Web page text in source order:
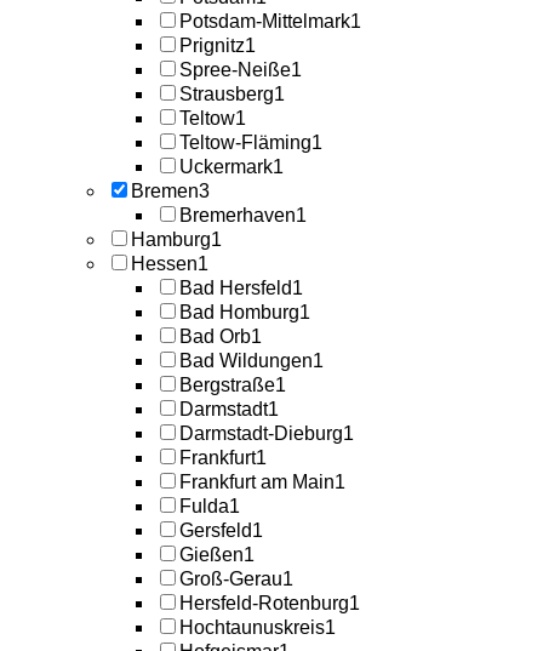
Potsdam-Mittelmark1
Prignitz1
Spree-Neiße1
Strausberg1
Teltow1
Teltow-Fläming1
Uckermark1
Bremen3
Bremerhaven1
Hamburg1
Hessen1
Bad Hersfeld1
Bad Homburg1
Bad Orb1
Bad Wildungen1
Bergstraße1
Darmstadt1
Darmstadt-Dieburg1
Frankfurt1
Frankfurt am Main1
Fulda1
Gersfeld1
Gießen1
Groß-Gerau1
Hersfeld-Rotenburg1
Hochtaunuskreis1